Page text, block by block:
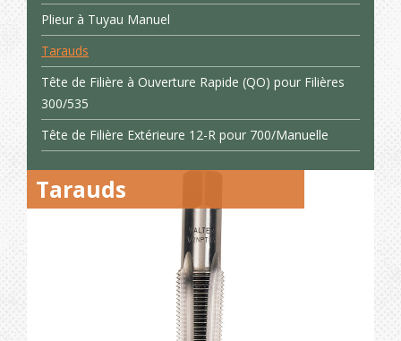
Plieur à Tuyau Manuel
Tarauds
Tête de Filière à Ouverture Rapide (QO) pour Filières
300/535
Tête de Filière Extérieure 12-R pour 700/Manuelle
Tarauds